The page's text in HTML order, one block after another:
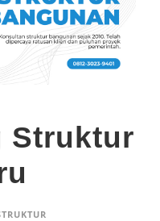
Struktur